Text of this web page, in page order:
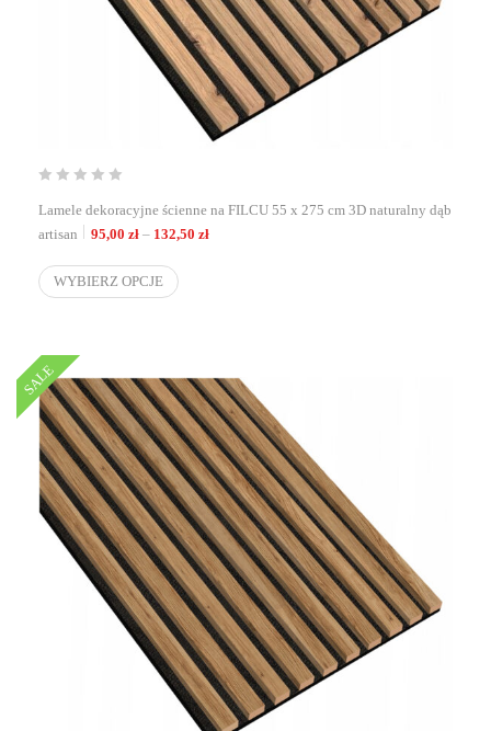
Lamele dekoracyjne ścienne na FILCU 55 x 275 cm 3D naturalny dąb
artisan
95,00 zł – 132,50 złZakres cen: od 95,00 zł do 132,50 zł
WYBIERZ OPCJE
SALE